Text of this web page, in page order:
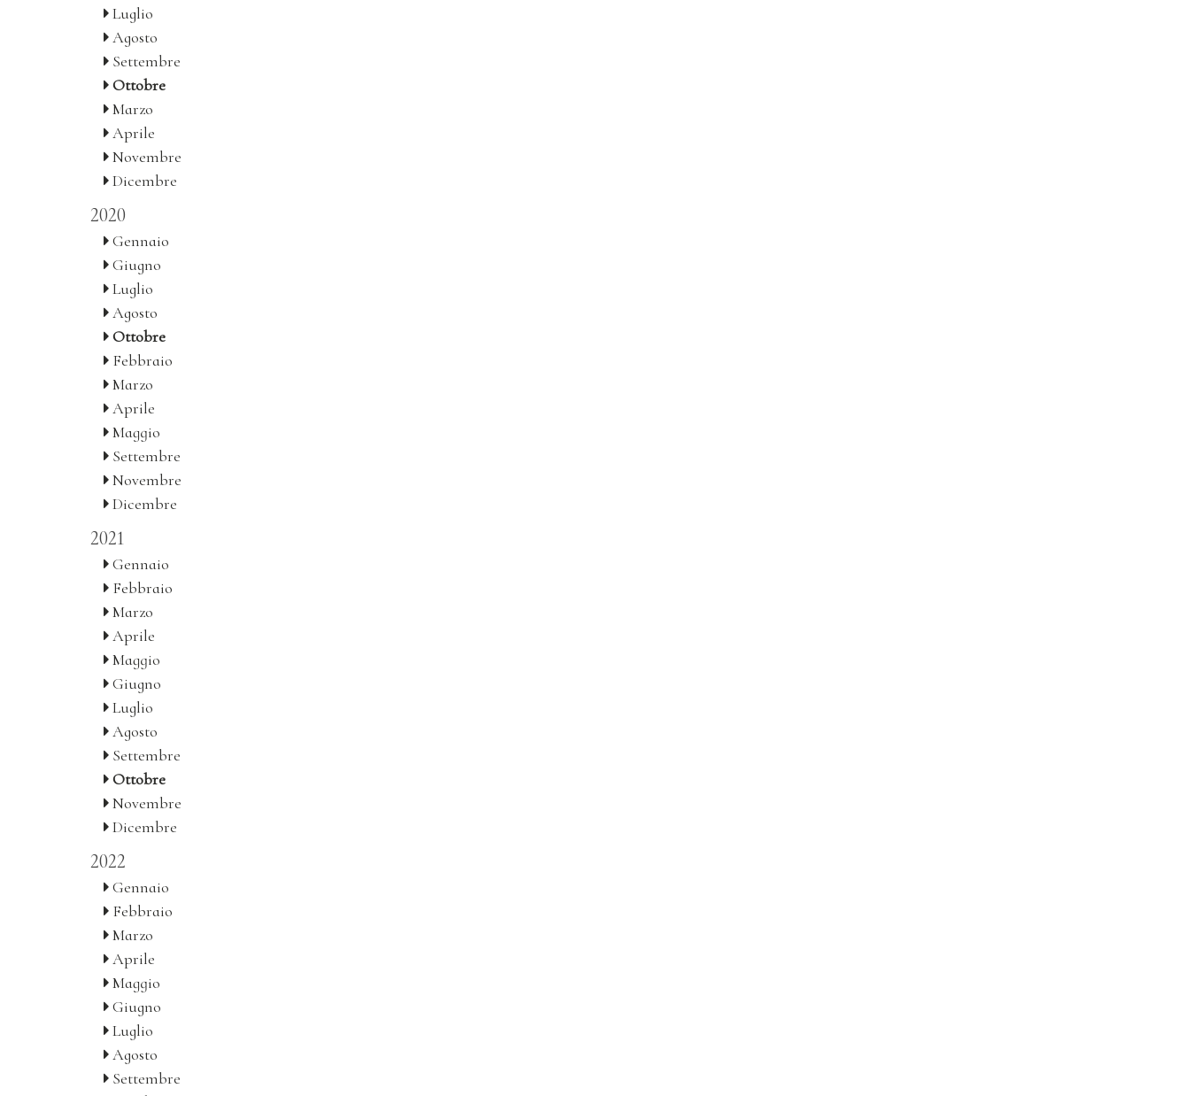
Luglio
Agosto
Settembre
Ottobre
Marzo
Aprile
Novembre
Dicembre
2020
Gennaio
Giugno
Luglio
Agosto
Ottobre
Febbraio
Marzo
Aprile
Maggio
Settembre
Novembre
Dicembre
2021
Gennaio
Febbraio
Marzo
Aprile
Maggio
Giugno
Luglio
Agosto
Settembre
Ottobre
Novembre
Dicembre
2022
Gennaio
Febbraio
Marzo
Aprile
Maggio
Giugno
Luglio
Agosto
Settembre